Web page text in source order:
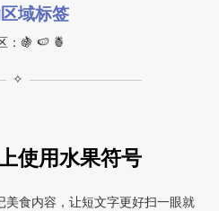
域标签
：🍇 🍉 🍍
✧
使用水果符号
食内容，让短文字更好扫一眼就